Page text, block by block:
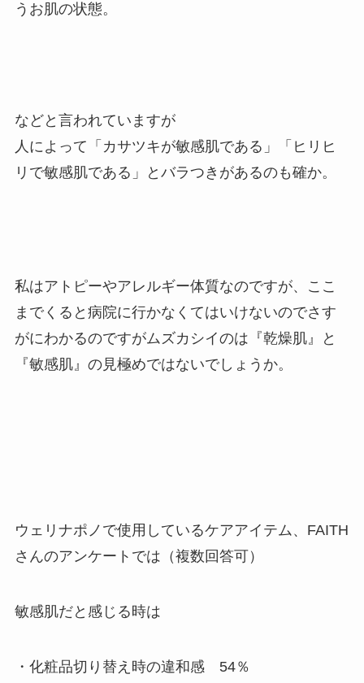
うお肌の状態。
などと言われていますが
人によって「カサツキが敏感肌である」「ヒリヒ
リで敏感肌である」とバラつきがあるのも確か。
私はアトピーやアレルギー体質なのですが、ここ
までくると病院に行かなくてはいけないのでさす
がにわかるのですがムズカシイのは『乾燥肌』と
『敏感肌』の見極めではないでしょうか。
ウェリナポノで使用しているケアアイテム、FAITH
さんのアンケートでは（複数回答可）
敏感肌だと感じる時は
・化粧品切り替え時の違和感 54％